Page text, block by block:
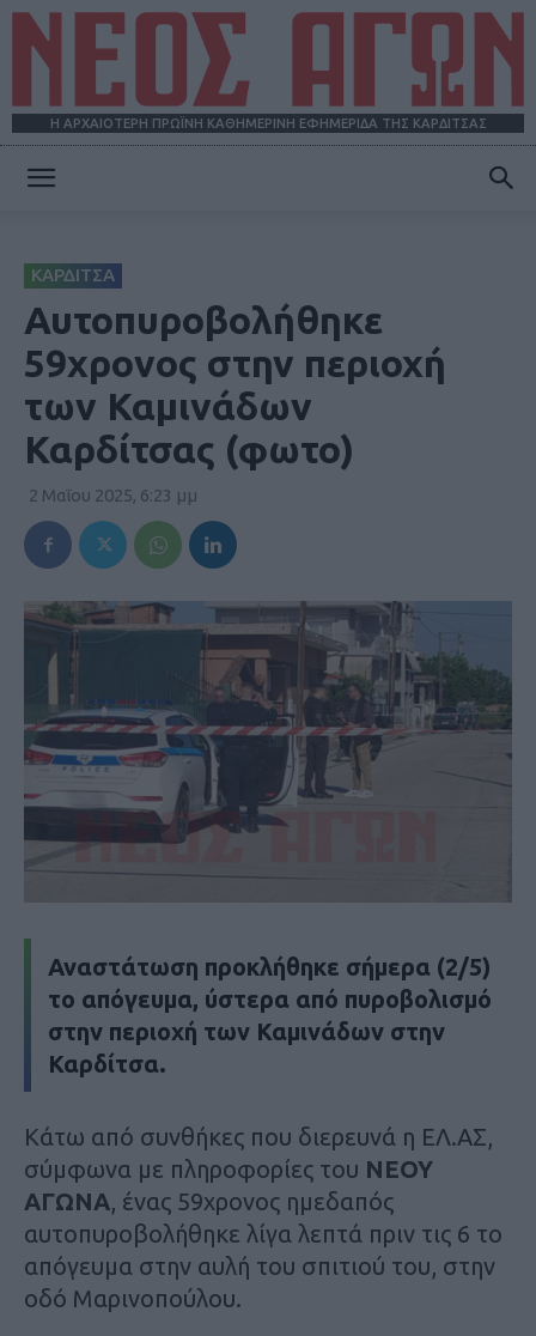
Η ΑΡΧΑΙΟΤΕΡΗ ΠΡΩΪΝΗ ΚΑΘΗΜΕΡΙΝΗ ΕΦΗΜΕΡΙΔΑ ΤΗΣ ΚΑΡΔΙΤΣΑΣ
ΚΑΡΔΙΤΣΑ
Αυτοπυροβολήθηκε
59χρονος στην περιοχή
των Καμινάδων
Καρδίτσας (φωτο)
2 Μαΐου 2025, 6:23 μμ
Αναστάτωση προκλήθηκε σήμερα (2/5)
το απόγευμα, ύστερα από πυροβολισμό
στην περιοχή των Καμινάδων στην
Καρδίτσα.
Κάτω από συνθήκες που διερευνά η ΕΛ.ΑΣ,
σύμφωνα με πληροφορίες του ΝΕΟΥ
ΑΓΩΝΑ, ένας 59χρονος ημεδαπός
αυτοπυροβολήθηκε λίγα λεπτά πριν τις 6 το
απόγευμα στην αυλή του σπιτιού του, στην
οδό Μαρινοπούλου.